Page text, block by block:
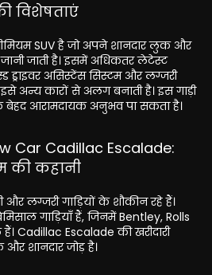
विशेषताएं
SUV है जो अपने शानदार लुक और
जाती है। इसमें अधिकतर लेटेस्ट
ड्राइवर असिस्टेंस सिस्टम और लग्जरी
इसे अन्य कारों से अलग बनाती है। इस गाड़ी
बेहद आरामदायक अनुभव पा सकता है।
Car Cadillac Escalade:
की कहानी
लग्जरी गाड़ियों के शौकीन रहे हैं।
गाड़ियाँ हैं, जिनमें Bentley, Rolls
Cadillac Escalade की खरीदारी
शानदार जोड़ है।